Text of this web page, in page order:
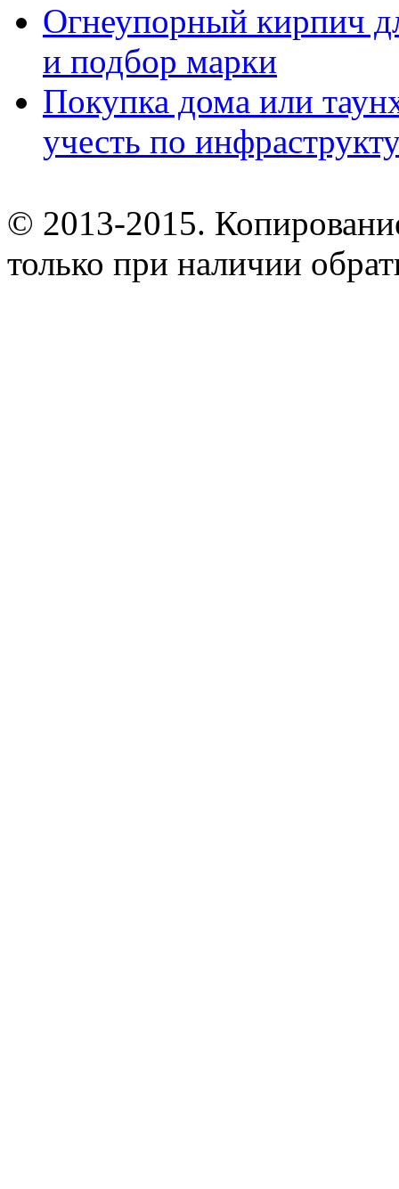
Огнеупорный кирпич
и подбор марки
Покупка дома или
учесть по
© 2013-2015.
только при наличии